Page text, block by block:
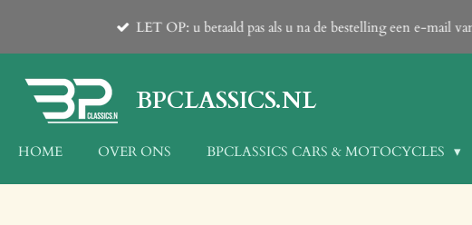
naar
hoofdinhoud
LET OP: u betaald pas als u na de bestelling een e-mail
BPCLASSICS.NL
HOME OVER ONS BPCLASSICS CARS & MOTOCYCLES